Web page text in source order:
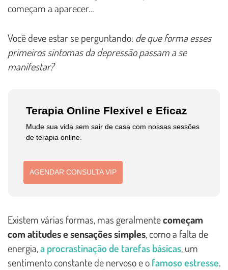
começam a aparecer…
Você deve estar se perguntando: de que forma esses
primeiros sintomas da depressão passam a se
manifestar?
Terapia Online Flexível e Eficaz
Mude sua vida sem sair de casa com nossas sessões
de terapia online.
AGENDAR CONSULTA VIP
Existem várias formas, mas geralmentecomeçam
com atitudes e sensações simples, como a falta de
energia,a procrastinação de tarefas básicas, um
sentimento constante de nervoso e ofamoso estresse.